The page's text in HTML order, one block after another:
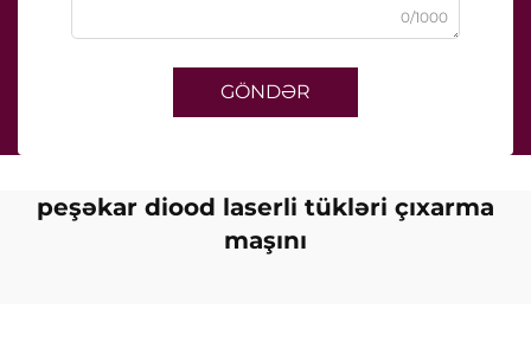
0/1000
GÖNDƏR
peşəkar diood laserli tükləri çıxarma
maşını